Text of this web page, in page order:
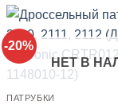
-20%
НЕТ В
ПАТРУБКИ